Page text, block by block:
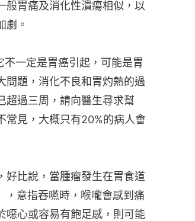
般胃痛及消化性潰瘍相似，以
劇。
一定是胃癌引起，可能是胃
問題，消化不良和胃灼熱的過
超過三周，請向醫生尋求幫
常見，大概只有20%的病人會
好比說，當腫瘤發生在胃食道
意指吞嚥時，喉嚨會感到痛
噁心或容易有飽足感，則可能